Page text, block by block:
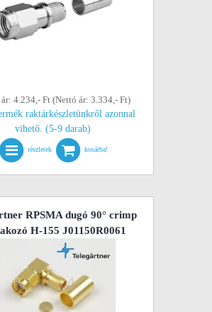
4.234,- Ft (Nettó ár: 3.334,- Ft)
raktárkészletünkről azonnal
vihető. (5-9 darab)
részletek kosárba!
RPSMA dugó 90° crimp
H-155 J01150R0061